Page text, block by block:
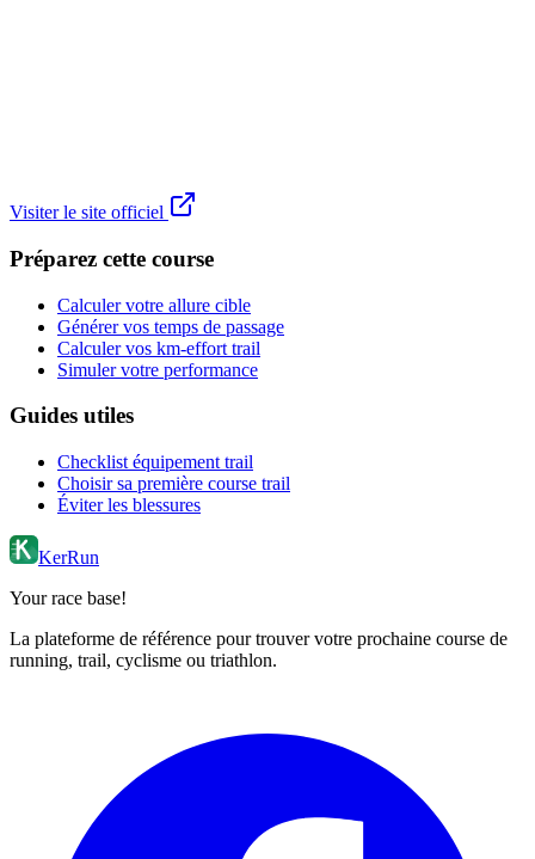
Visiter le site officiel
Préparez cette course
Calculer votre allure cible
Générer vos temps de passage
Calculer vos km-effort trail
Simuler votre performance
Guides utiles
Checklist équipement trail
Choisir sa première course trail
Éviter les blessures
KerRun
Your race base!
La plateforme de référence pour trouver votre prochaine course de
running, trail, cyclisme ou triathlon.